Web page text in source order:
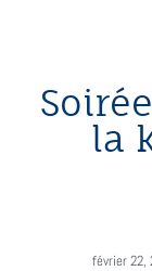
la
février 22,